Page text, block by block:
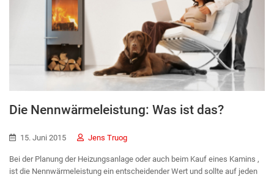
Die Nennwärmeleistung: Was ist das?
15. Juni 2015 Jens Truog
Bei der Planung der Heizungsanlage oder auch beim Kauf eines Kamins ,
ist die Nennwärmeleistung ein entscheidender Wert und sollte auf jeden